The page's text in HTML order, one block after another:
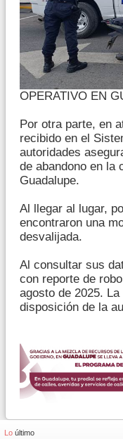
OPERATIVO EN
Por otra parte, en
recibido en el
autoridades
de abandono en la
Guadalupe.
Al llegar al lugar,
encontraron una
desvalijada.
Al consultar sus
con reporte de
agosto de 2025.
disposición de la
Lo último